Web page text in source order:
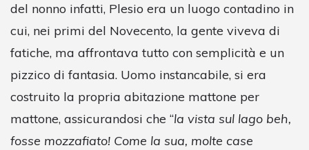
del nonno infatti, Plesio era un luogo contadino in
cui, nei primi del Novecento, la gente viveva di
fatiche, ma affrontava tutto con semplicità e un
pizzico di fantasia. Uomo instancabile, si era
costruito la propria abitazione mattone per
mattone, assicurandosi che “la vista sul lago beh,
fosse mozzafiato! Come la sua, molte case